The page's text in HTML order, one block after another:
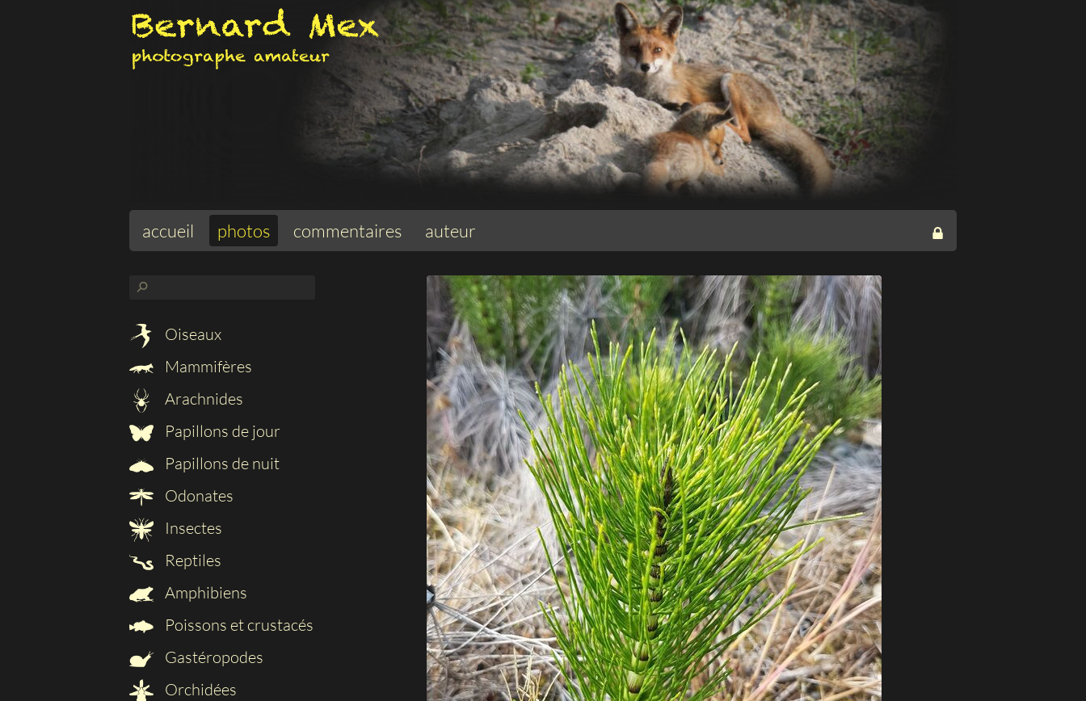
accueil photos commentaires auteur
⚲
Oiseaux
Mammifères
Arachnides
Papillons de jour
Papillons de nuit
Odonates
Insectes
Reptiles
Amphibiens
Poissons et crustacés
Gastéropodes
Orchidées